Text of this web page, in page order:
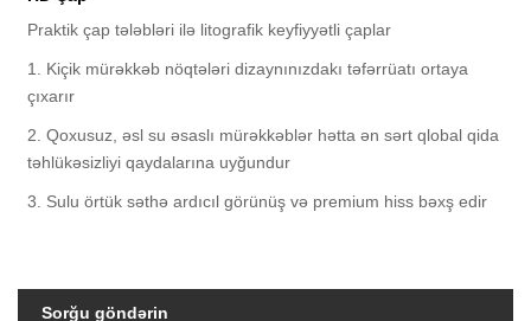
Praktik çap tələbləri ilə litografik keyfiyyətli çaplar
1. Kiçik mürəkkəb nöqtələri dizaynınızdakı təfərrüatı ortaya
çıxarır
2. Qoxusuz, əsl su əsaslı mürəkkəblər hətta ən sərt qlobal qida
təhlükəsizliyi qaydalarına uyğundur
3. Sulu örtük səthə ardıcıl görünüş və premium hiss bəxş edir
Sorğu göndərin